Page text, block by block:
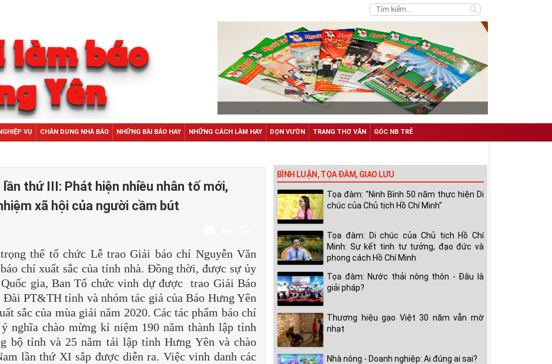
VỤ CHÂN DUNG NHÀ BÁO NHỮNG BÀI BÁO HAY NHỮNG CÁCH LÀM HAY DỌN VƯỜN TRANG THƠ VĂN GÓC NB TRẺ
thứ III: Phát hiện nhiều nhân tố mới,
xã hội của người cầm bút
thể tổ chức Lễ trao Giải báo chí Nguyễn Văn
chí xuất sắc của tỉnh nhà. Đồng thời, được sự ủy
gia, Ban Tổ chức vinh dự được trao Giải Báo
PT&TH tỉnh và nhóm tác giả của Báo Hưng Yên
sắc của mùa giải năm 2020. Các tác phẩm báo chí
nghĩa chào mừng kỉ niệm 190 năm thành lập tỉnh
bộ tỉnh và 25 năm tái lập tỉnh Hưng Yên và chào
lần thứ XI sắp được diễn ra. Việc vinh danh các
BÌNH LUẬN, TỌA ĐÀM, GIAO LƯU
Tọa đàm: "Ninh Bình 50 năm thực hiện Di
chúc của Chủ tịch Hồ Chí Minh"
Tọa đàm: Di chúc của Chủ tịch Hồ Chí
Minh: Sự kết tinh tư tưởng, đạo đức và
phong cách Hồ Chí Minh
Tọa đàm: Nước thải nông thôn - Đâu là
giải pháp?
Thương hiệu gạo Việt 30 năm vẫn mờ
nhạt
Nhà nông - Doanh nghiệp: Ai đúng ai sai?